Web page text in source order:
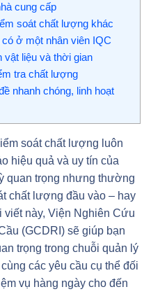
cung cấp
soát chất lượng khác
ở một nhân viên IQC
vật liệu và thời gian
tra chất lượng
nhanh chóng, linh hoạt
soát chất lượng luôn
hiệu quả và uy tín của
quan trọng nhưng thường
chất lượng đầu vào – hay
này, Viện Nghiên Cứu
(GCDRI) sẽ giúp bạn
trọng trong chuỗi quản lý
các yêu cầu cụ thể đối
vụ hàng ngày cho đến